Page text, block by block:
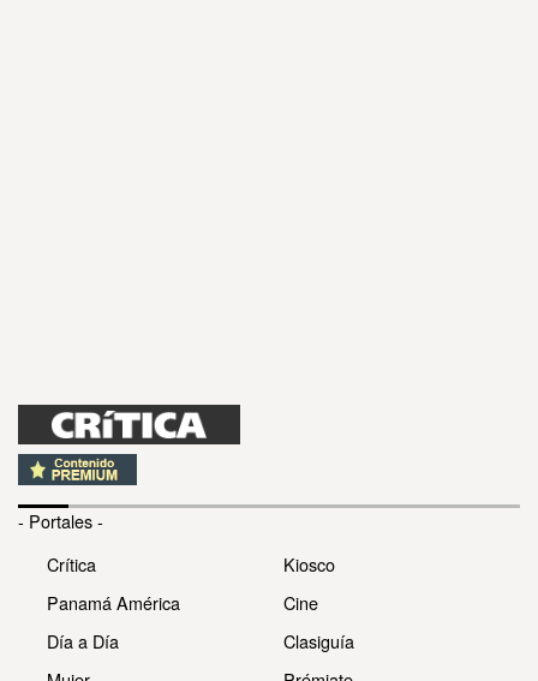
- Portales -
Crítica
Panamá América
Día a Día
Kiosco
Cine
Clasiguía